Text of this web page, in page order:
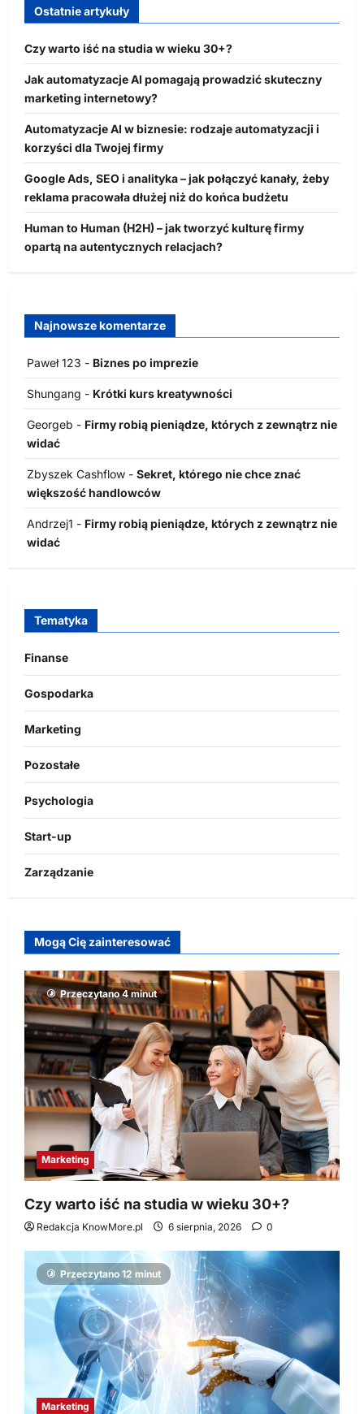
Ostatnie artykuły
Czy warto iść na studia w wieku 30+?
Jak automatyzacje AI pomagają prowadzić skuteczny
marketing internetowy?
Automatyzacje AI w biznesie: rodzaje automatyzacji i
korzyści dla Twojej firmy
Google Ads, SEO i analityka – jak połączyć kanały, żeby
reklama pracowała dłużej niż do końca budżetu
Human to Human (H2H) – jak tworzyć kulturę firmy
opartą na autentycznych relacjach?
Najnowsze komentarze
Paweł 123 - Biznes po imprezie
Shungang - Krótki kurs kreatywności
Georgeb - Firmy robią pieniądze, których z zewnątrz nie
widać
Zbyszek Cashflow - Sekret, którego nie chce znać
większość handlowców
Andrzej1 - Firmy robią pieniądze, których z zewnątrz nie
widać
Tematyka
Finanse
Gospodarka
Marketing
Pozostałe
Psychologia
Start-up
Zarządzanie
Mogą Cię zainteresować
Przeczytano 4 minut
Marketing
Czy warto iść na studia w wieku 30+?
Redakcja KnowMore.pl 6 sierpnia, 2026 0
Przeczytano 12 minut
Marketing